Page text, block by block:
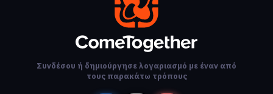
Συνδέσου ή δημιούργησε λογαριασμό με έναν από
τους παρακάτω τρόπους